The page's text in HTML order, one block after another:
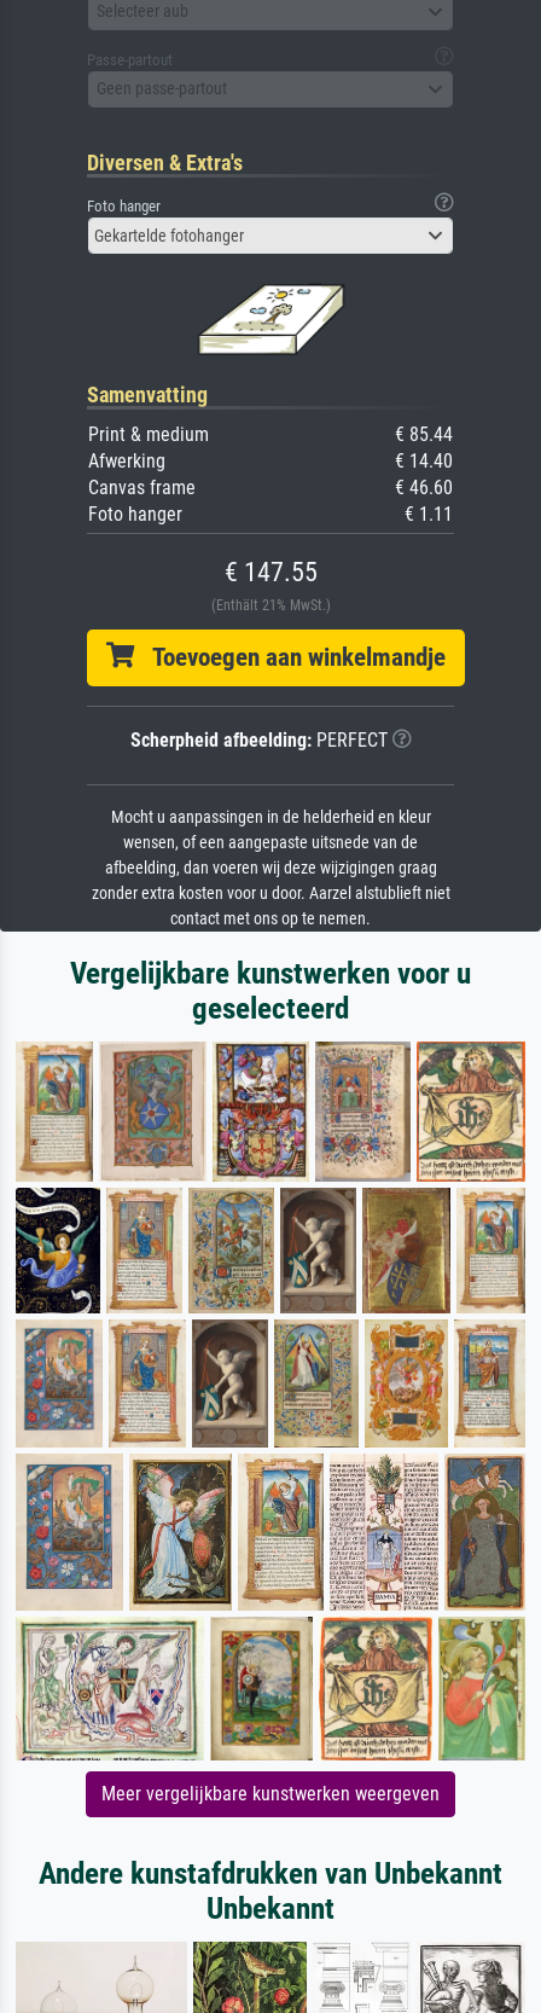
Selecteer aub
Passe-partout
Geen passe-partout
Diversen & Extra's
Foto hanger
Gekartelde fotohanger
Samenvatting
Print & medium
€ 85.44
Afwerking
€ 14.40
Canvas frame
€ 46.60
Foto hanger
€ 1.11
€ 147.55
(Enthält 21% MwSt.)
Toevoegen aan winkelmandje
Scherpheid afbeelding:PERFECT
Mocht u aanpassingen in de helderheid en kleur
wensen, of een aangepaste uitsnede van de
afbeelding, dan voeren wij deze wijzigingen graag
zonder extra kosten voor u door. Aarzel alstublieft niet
contact met ons op te nemen.
Vergelijkbare kunstwerken voor u
geselecteerd
Meer vergelijkbare kunstwerken weergeven
Andere kunstafdrukken van Unbekannt
Unbekannt